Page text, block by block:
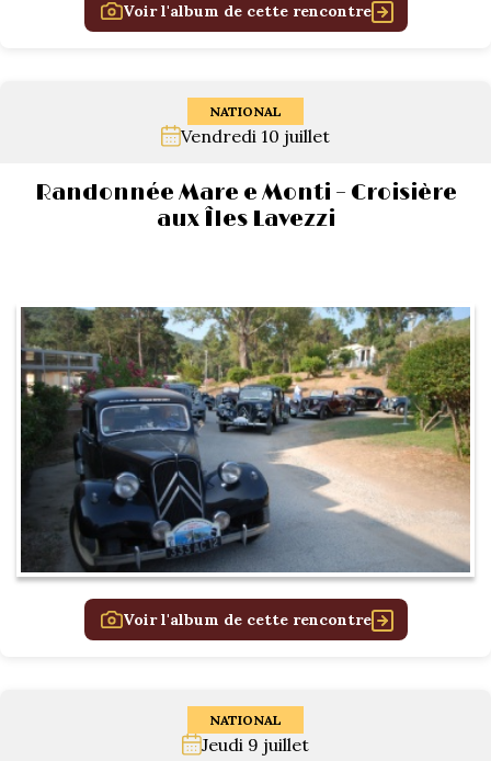
Voir l'album de cette rencontre
NATIONAL
Vendredi 10 juillet
Randonnée Mare e Monti – Croisière
aux Îles Lavezzi
Voir l'album de cette rencontre
NATIONAL
Jeudi 9 juillet